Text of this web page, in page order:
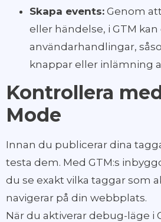
Skapa events: Genom
eller händelse, i GTM
användarhandlingar,
knappar eller inlämning
Kontrollera
Mode
Innan du publicerar dina
testa dem. Med GTM:s
du se exakt vilka taggar som
navigerar på din webbplats.
När du aktiverar debug-läge i